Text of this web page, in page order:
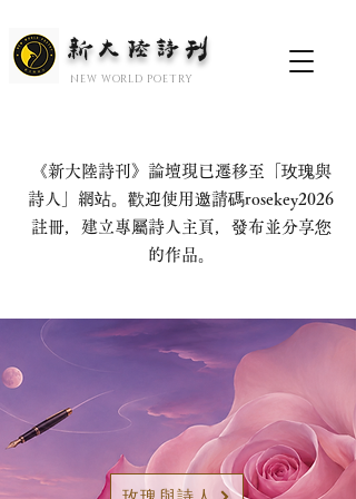
新大陆诗刊
​NEW WORLD POETRY
《新大陸詩刊》論壇現已遷移至「玫瑰與
詩人」網站。歡迎使用邀請碼rosekey2026
註冊，建立專屬詩人主頁，發布並分享您
的作品。